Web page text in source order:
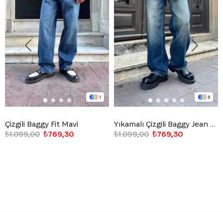
1
Çizgili Baggy Fit Mavi
₺769,30
₺1.099,00
3
Yıkamalı Çizgili Baggy Jean Mavi
₺769,30
₺1.099,00